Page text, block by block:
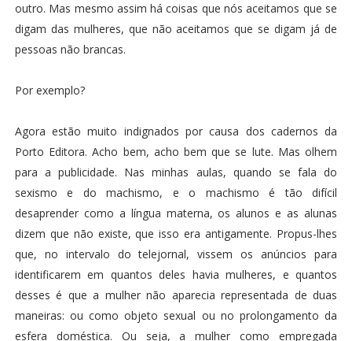
outro. Mas mesmo assim há coisas que nós aceitamos que se
digam das mulheres, que não aceitamos que se digam já de
pessoas não brancas.
Por exemplo?
Agora estão muito indignados por causa dos cadernos da
Porto Editora. Acho bem, acho bem que se lute. Mas olhem
para a publicidade. Nas minhas aulas, quando se fala do
sexismo e do machismo, e o machismo é tão difícil
desaprender como a língua materna, os alunos e as alunas
dizem que não existe, que isso era antigamente. Propus-lhes
que, no intervalo do telejornal, vissem os anúncios para
identificarem em quantos deles havia mulheres, e quantos
desses é que a mulher não aparecia representada de duas
maneiras: ou como objeto sexual ou no prolongamento da
esfera doméstica. Ou seja, a mulher como empregada